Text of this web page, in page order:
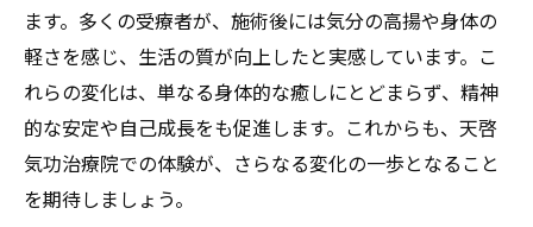
東京都で得られる気功(天啓気功療法)による
自己発見
東京都で唯一無二の気功(天啓気功療法)体験を
天啓気功治療院で
天啓気功治療院が提供する特別な体験
東京都で独自の気功(天啓気功療法)を体験す
ます。多くの受療者が、施術後には気分の高揚や身体の
軽さを感じ、生活の質が向上したと実感しています。こ
れらの変化は、単なる身体的な癒しにとどまらず、精神
的な安定や自己成長をも促進します。これからも、天啓
気功治療院での体験が、さらなる変化の一歩となること
を期待しましょう。